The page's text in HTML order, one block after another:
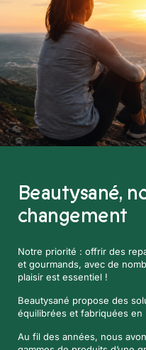
Beautysané,
changement
Notre priorité : offrir des
et gourmands, avec de
plaisir est essentiel !
Beautysané propose des
équilibrées et fabriquées en
Au fil des années, nous